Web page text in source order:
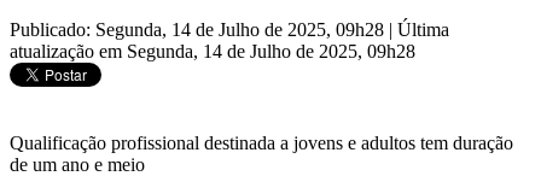
Publicado: Segunda, 14 de Julho de 2025, 09h28 | Última
atualização em Segunda, 14 de Julho de 2025, 09h28
Qualificação profissional destinada a jovens e adultos tem duração
de um ano e meio